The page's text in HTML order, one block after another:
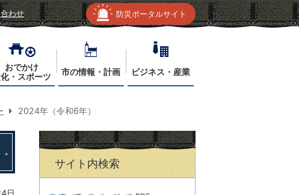
わせ 防災ポータルサイト
おでかけ
・スポーツ
市の情報・計画 ビジネス・産業
2024年（令和6年）
日
サイト内検索